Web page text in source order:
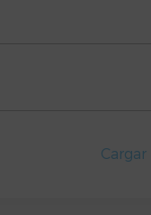
Cargar